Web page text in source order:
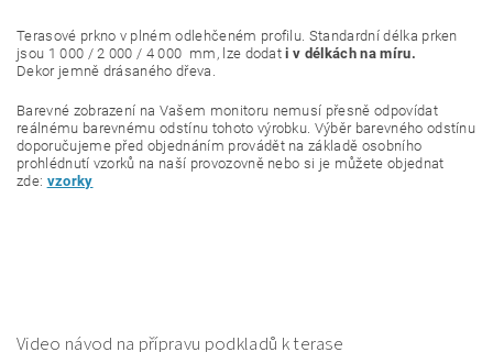
Terasové prkno v plném odlehčeném profilu. Standardní délka prken
jsou 1 000 / 2 000 / 4 000 mm, lze dodati v délkách na míru.
Dekor jemně drásaného dřeva.
Barevné zobrazení na Vašem monitoru nemusí přesně odpovídat
reálnému barevnému odstínu tohoto výrobku. Výběr barevného odstínu
doporučujeme před objednáním provádět na základě osobního
prohlédnutí vzorků na naší provozovně nebo si je můžete objednat
zde: vzorky
Video návod na přípravu podkladů k terase